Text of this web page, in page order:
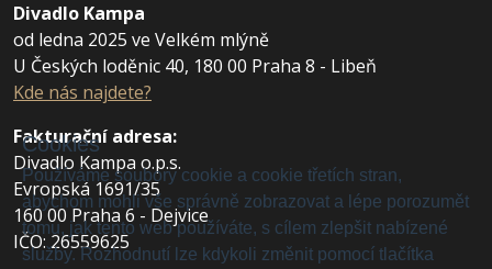
Divadlo Kampa
od ledna 2025 ve Velkém mlýně
U Českých loděnic 40, 180 00 Praha 8 - Libeň
Kde nás najdete?
Fakturační adresa:
Divadlo Kampa o.p.s.
Evropská 1691/35
160 00 Praha 6 - Dejvice
IČO: 26559625
Cookies
Používáme soubory cookie a cookie třetích stran,
abychom mohli vše správně zobrazovat a lépe porozumět
tomu, jak tento web používáte, s cílem zlepšit nabízené
služby. Rozhodnutí lze kdykoli změnit pomocí tlačítka